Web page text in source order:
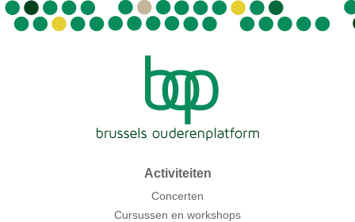
Activiteiten
Concerten
Cursussen en workshops